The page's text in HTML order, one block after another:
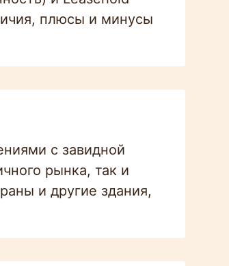
плюсы и минусы
с завидной
рынка, так и
и другие здания,